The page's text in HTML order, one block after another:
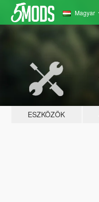
Magyar
ESZKÖZÖK